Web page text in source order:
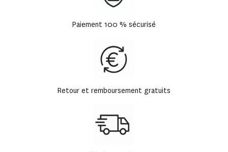
Paiement 100 % sécurisé
Retour et remboursement gratuits